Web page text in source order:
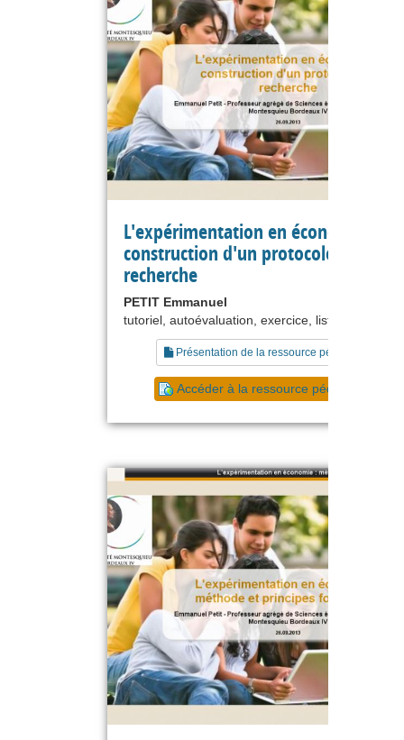
L'expérimentation en économie :
construction d'un protocole de
recherche
PETIT Emmanuel
tutoriel, autoévaluation, exercice, liste de
Présentation de la ressource pédagogique
Accéder à la ressource pédagogique